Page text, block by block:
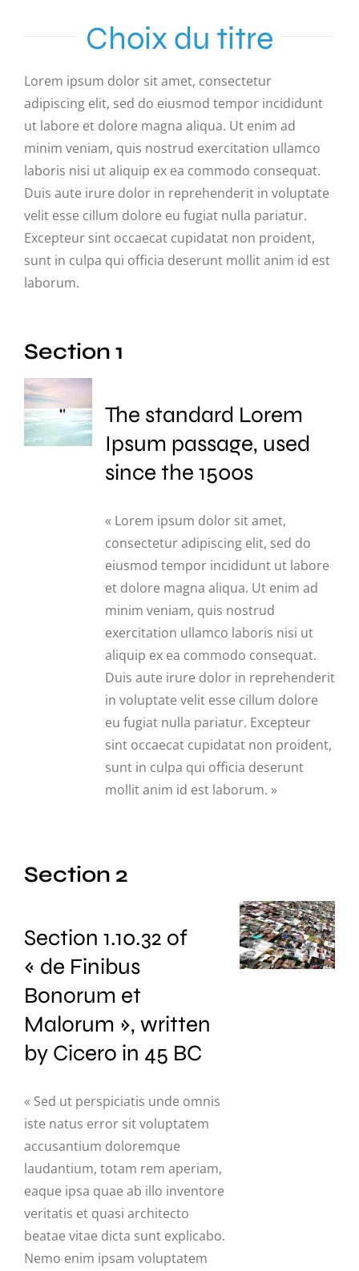
Recherche
sur
le
site
Choix du titre
Lorem ipsum dolor sit amet, consectetur
adipiscing elit, sed do eiusmod tempor incididunt
ut labore et dolore magna aliqua. Ut enim ad
minim veniam, quis nostrud exercitation ullamco
laboris nisi ut aliquip ex ea commodo consequat.
Duis aute irure dolor in reprehenderit in voluptate
velit esse cillum dolore eu fugiat nulla pariatur.
Excepteur sint occaecat cupidatat non proident,
sunt in culpa qui officia deserunt mollit anim id est
laborum.
Section 1
The standard Lorem
Ipsum passage, used
since the 1500s
« Lorem ipsum dolor sit amet,
consectetur adipiscing elit, sed do
eiusmod tempor incididunt ut labore
et dolore magna aliqua. Ut enim ad
minim veniam, quis nostrud
exercitation ullamco laboris nisi ut
aliquip ex ea commodo consequat.
Duis aute irure dolor in reprehenderit
in voluptate velit esse cillum dolore
eu fugiat nulla pariatur. Excepteur
sint occaecat cupidatat non proident,
sunt in culpa qui officia deserunt
mollit anim id est laborum. »
Section 2
Section 1.10.32 of
« de Finibus
Bonorum et
Malorum », written
by Cicero in 45 BC
« Sed ut perspiciatis unde omnis
iste natus error sit voluptatem
accusantium doloremque
laudantium, totam rem aperiam,
eaque ipsa quae ab illo inventore
veritatis et quasi architecto
beatae vitae dicta sunt explicabo.
Nemo enim ipsam voluptatem